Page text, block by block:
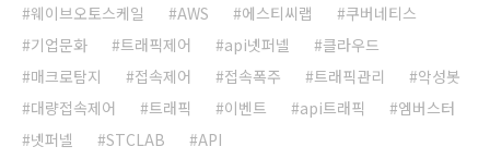
웨이브오토스케일
AWS 에스티씨랩
쿠버네티스
기업문화
트래픽제어 api넷퍼넬
클라우드
매크로탐지
접속제어 접속폭주 트래픽관리
악성봇
대량접속제어
트래픽 이벤트 api트래픽
엠버스터
넷퍼넬
STCLAB API